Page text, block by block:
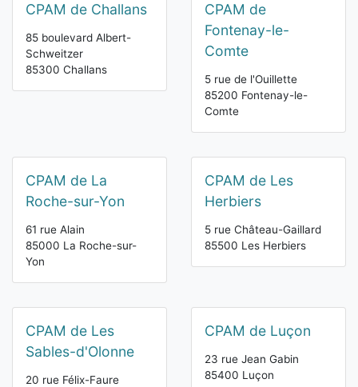
CPAM de Challans
85 boulevard Albert-
Schweitzer
85300 Challans
CPAM de
Fontenay-le-
Comte
5 rue de l'Ouillette
85200 Fontenay-le-
Comte
CPAM de La
Roche-sur-Yon
61 rue Alain
85000 La Roche-sur-
Yon
CPAM de Les
Herbiers
5 rue Château-Gaillard
85500 Les Herbiers
CPAM de Les
Sables-d'Olonne
20 rue Félix-Faure
CPAM de Luçon
23 rue Jean Gabin
85400 Luçon